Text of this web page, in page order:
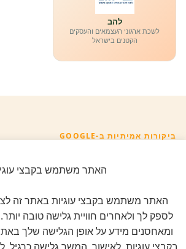
להב
לשכת ארגוני העצמאים והעסקים
הקטנים בישראל
ביקורות אמיתיות ב-GOOGLE
לכל הביקורות ב-Google
האתר משתמש בקבצי
האתר משתמש בקבצי עוגיות באתר זה
לספק לך ולאחרים חוויית גלישה טובה
ומאחסנים מידע על אופן הגלישה שלך